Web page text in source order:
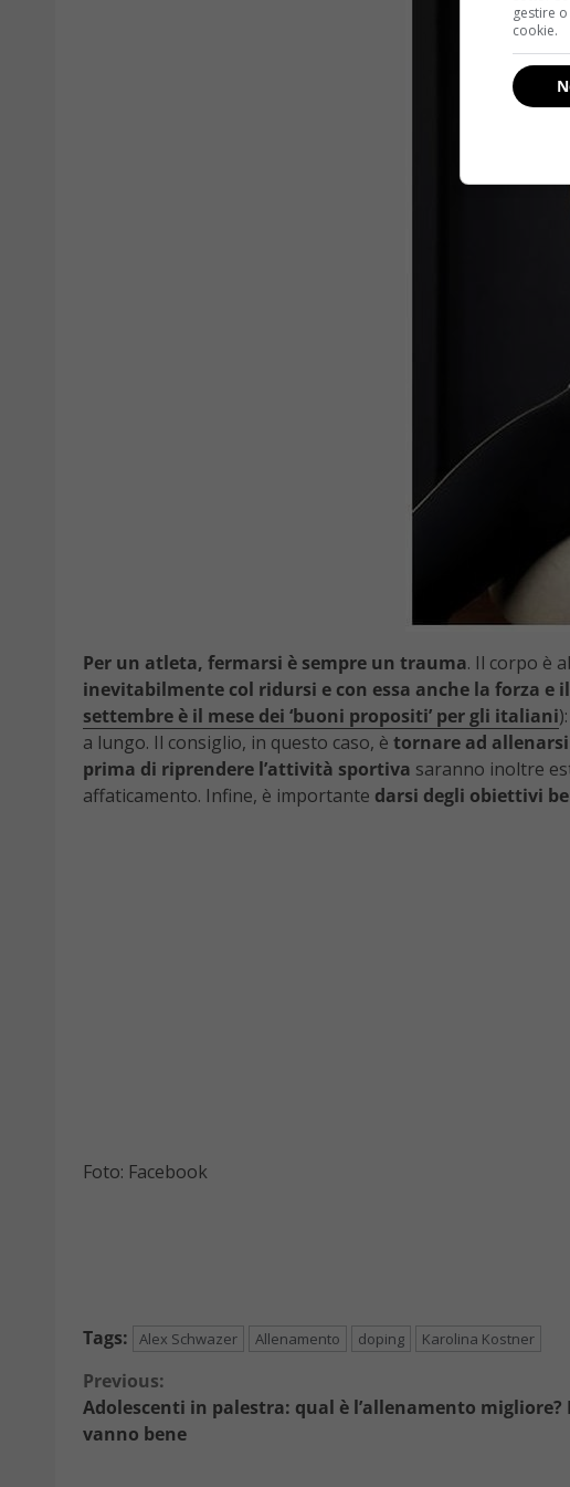
Per un atleta, fermarsi è sempre un trauma. Il corpo è
inevitabilmente col ridursi e con essa anche la forza e
settembre è il mese dei ‘buoni propositi’ per gli italiani
a lungo. Il consiglio, in questo caso, è tornare ad
prima di riprendere l’attività sportiva saranno inoltre
affaticamento. Infine, è importante darsi degli obiettivi
Foto: Facebook
Tags: Alex Schwazer Allenamento doping Karolina Kostner
Continue
Reading
Previous:
Adolescenti in palestra: qual è l’allenamento
vanno bene
gestire
cookie.